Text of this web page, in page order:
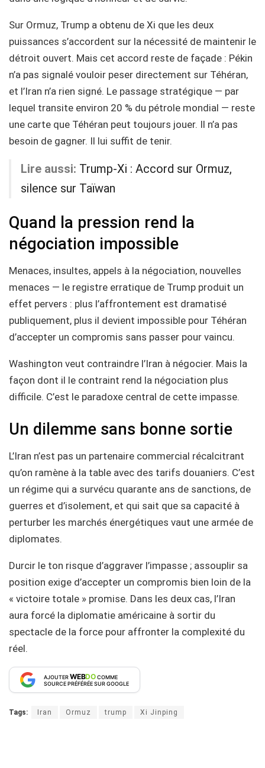
Sur Ormuz, Trump a obtenu de Xi que les deux
puissances s’accordent sur la nécessité de maintenir le
détroit ouvert. Mais cet accord reste de façade : Pékin
n’a pas signalé vouloir peser directement sur Téhéran,
et l’Iran n’a rien signé. Le passage stratégique — par
lequel transite environ 20 % du pétrole mondial — reste
une carte que Téhéran peut toujours jouer. Il n’a pas
besoin de gagner. Il lui suffit de tenir.
Lire aussi: Trump-Xi : Accord sur Ormuz,
silence sur Taïwan
Quand la pression rend la
négociation impossible
Menaces, insultes, appels à la négociation, nouvelles
menaces — le registre erratique de Trump produit un
effet pervers : plus l’affrontement est dramatisé
publiquement, plus il devient impossible pour Téhéran
d’accepter un compromis sans passer pour vaincu.
Washington veut contraindre l’Iran à négocier. Mais la
façon dont il le contraint rend la négociation plus
difficile. C’est le paradoxe central de cette impasse.
Un dilemme sans bonne sortie
L’Iran n’est pas un partenaire commercial récalcitrant
qu’on ramène à la table avec des tarifs douaniers. C’est
un régime qui a survécu quarante ans de sanctions, de
guerres et d’isolement, et qui sait que sa capacité à
perturber les marchés énergétiques vaut une armée de
diplomates.
Durcir le ton risque d’aggraver l’impasse ; assouplir sa
position exige d’accepter un compromis bien loin de la
« victoire totale » promise. Dans les deux cas, l’Iran
aura forcé la diplomatie américaine à sortir du
spectacle de la force pour affronter la complexité du
réel.
AJOUTERWEBDOCOMME
SOURCE PRÉFÉRÉE SUR GOOGLE
Tags: Iran Ormuz trump Xi Jinping